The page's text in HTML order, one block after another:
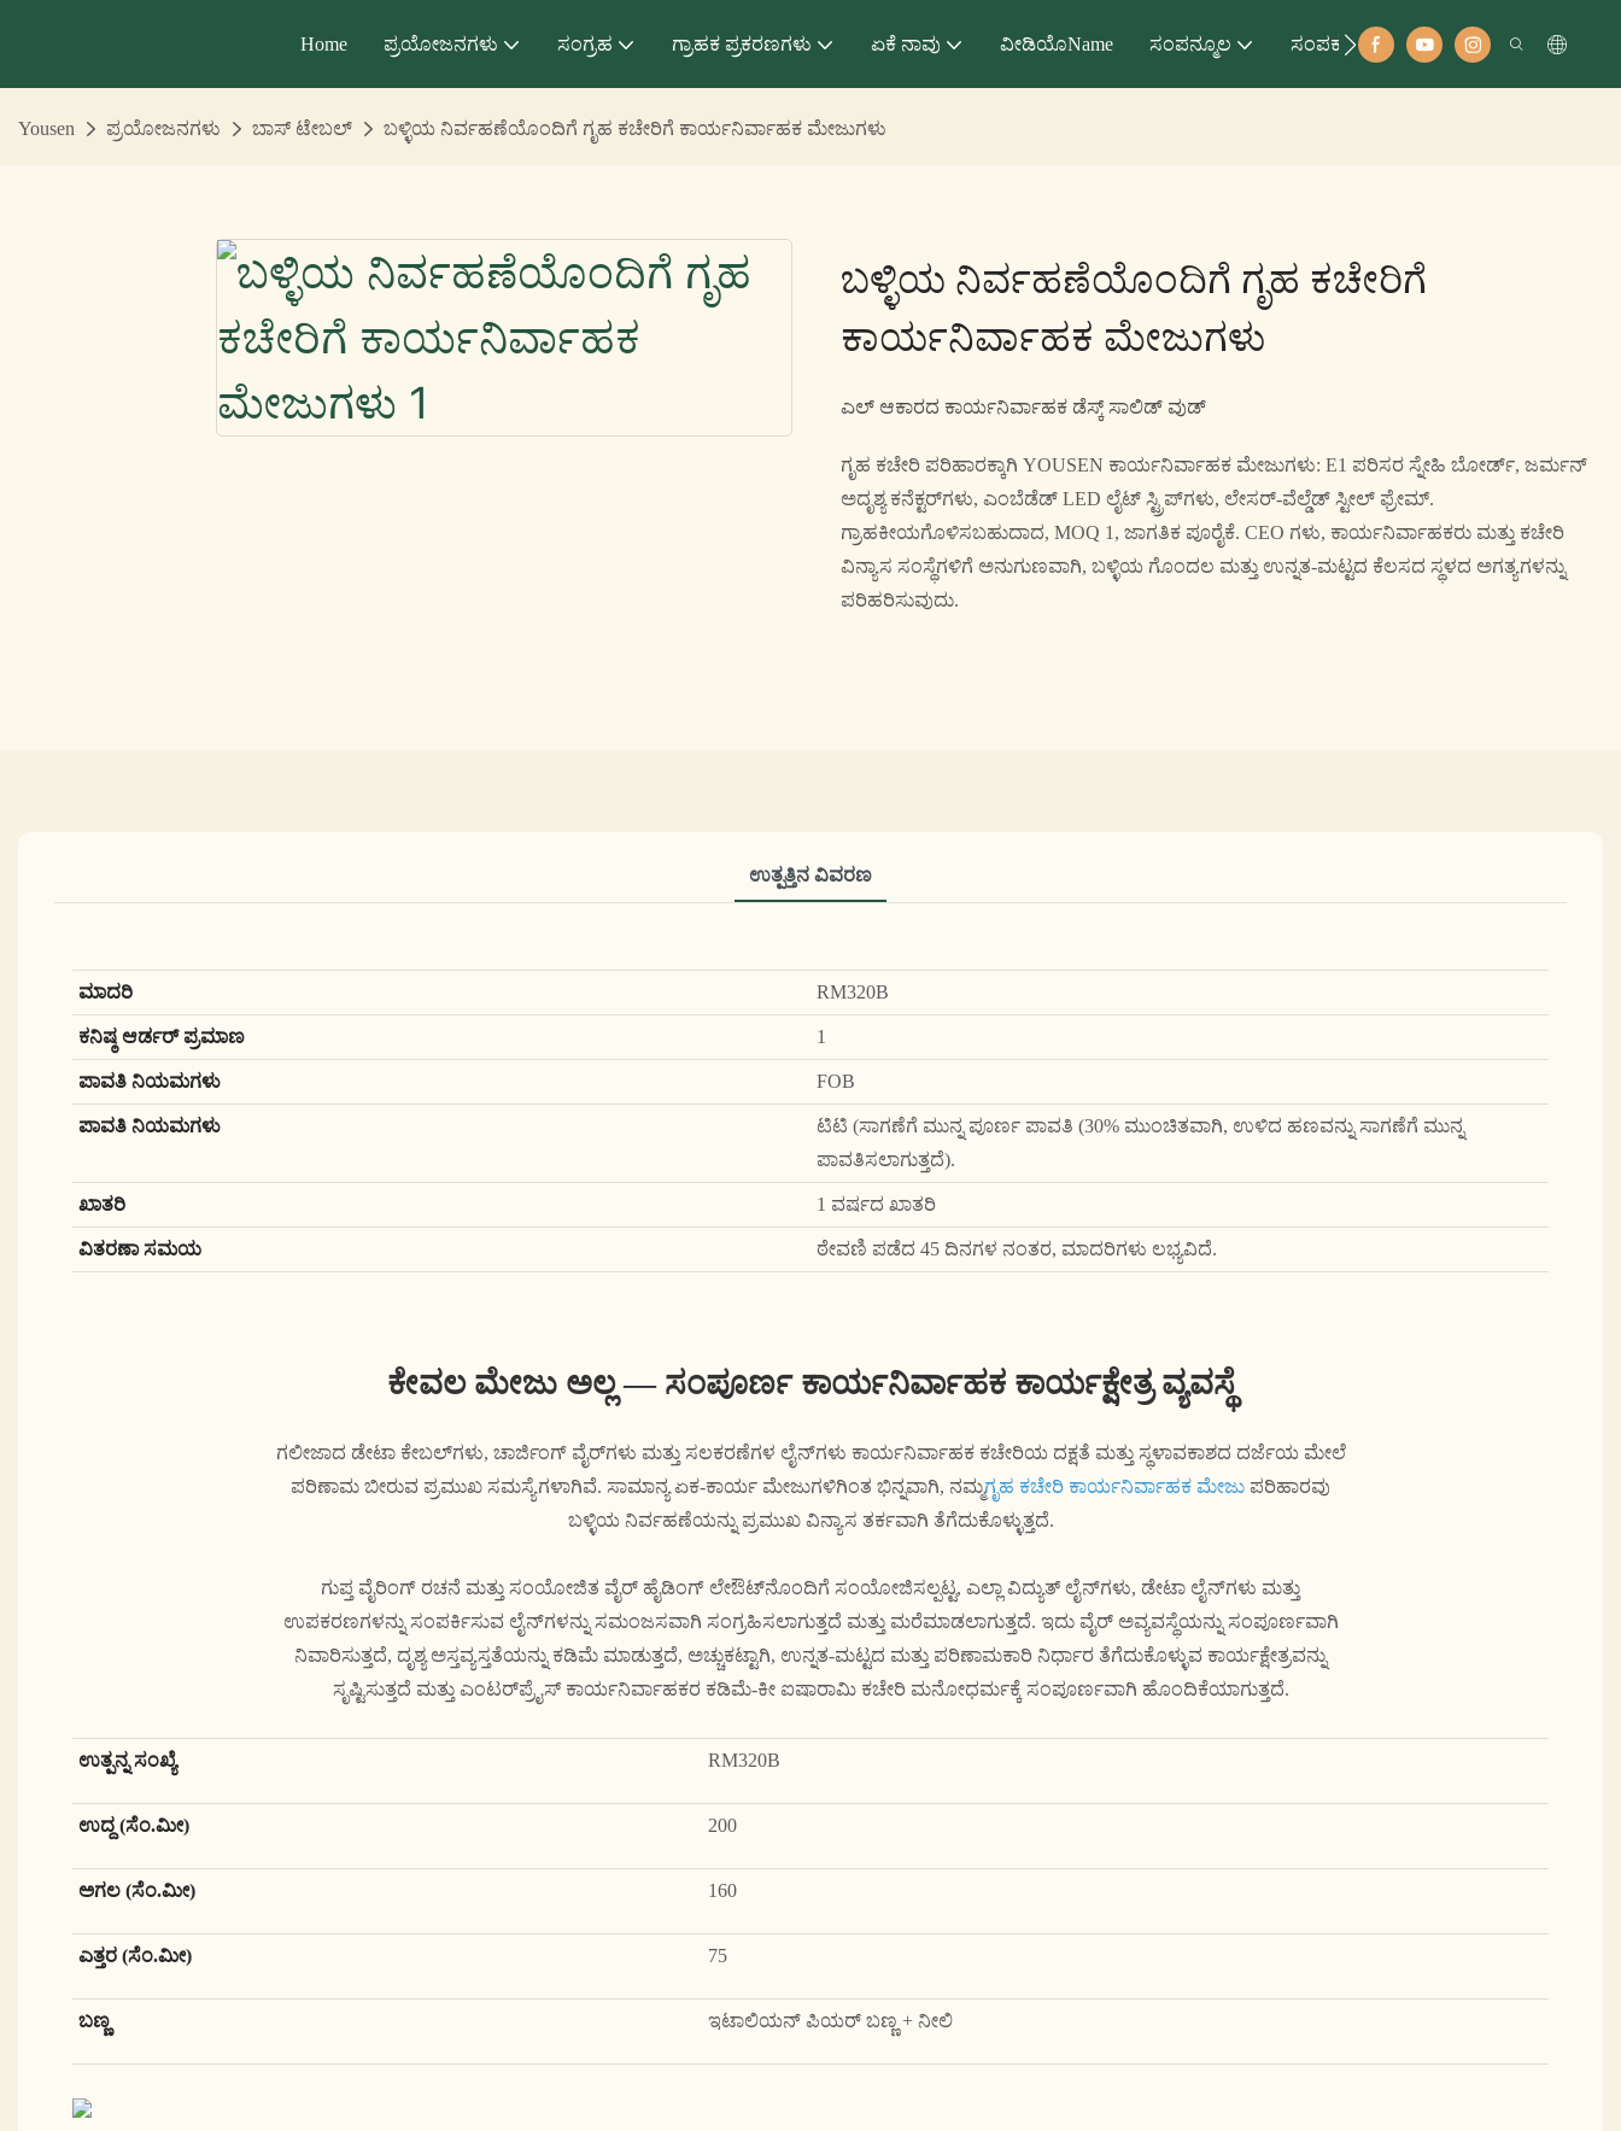
Home ಪ್ರಯೋಜನಗಳು ಸಂಗ್ರಹ ಗ್ರಾಹಕ ಪ್ರಕರಣಗಳು ಏಕೆ ನಾವು ವೀಡಿಯೊName ಸಂಪನ್ಮೂಲ ಸಂಪರ್ಕಣ
Yousen ಪ್ರಯೋಜನಗಳು ಬಾಸ್ ಟೇಬಲ್ ಬಳ್ಳಿಯ ನಿರ್ವಹಣೆಯೊಂದಿಗೆ ಗೃಹ ಕಚೇರಿಗೆ ಕಾರ್ಯನಿರ್ವಾಹಕ ಮೇಜುಗಳು
ಬಳ್ಳಿಯ ನಿರ್ವಹಣೆಯೊಂದಿಗೆ ಗೃಹ ಕಚೇರಿಗೆ
ಕಾರ್ಯನಿರ್ವಾಹಕ ಮೇಜುಗಳು
ಎಲ್ ಆಕಾರದ ಕಾರ್ಯನಿರ್ವಾಹಕ ಡೆಸ್ಕ್ ಸಾಲಿಡ್ ವುಡ್
ಗೃಹ ಕಚೇರಿ ಪರಿಹಾರಕ್ಕಾಗಿ YOUSEN ಕಾರ್ಯನಿರ್ವಾಹಕ ಮೇಜುಗಳು: E1 ಪರಿಸರ ಸ್ನೇಹಿ ಬೋರ್ಡ್, ಜರ್ಮನ್
ಅದೃಶ್ಯ ಕನೆಕ್ಟರ್‌ಗಳು, ಎಂಬೆಡೆಡ್ LED ಲೈಟ್ ಸ್ಟ್ರಿಪ್‌ಗಳು, ಲೇಸರ್-ವೆಲ್ಡೆಡ್ ಸ್ಟೀಲ್ ಫ್ರೇಮ್.
ಗ್ರಾಹಕೀಯಗೊಳಿಸಬಹುದಾದ, MOQ 1, ಜಾಗತಿಕ ಪೂರೈಕೆ. CEO ಗಳು, ಕಾರ್ಯನಿರ್ವಾಹಕರು ಮತ್ತು ಕಚೇರಿ
ವಿನ್ಯಾಸ ಸಂಸ್ಥೆಗಳಿಗೆ ಅನುಗುಣವಾಗಿ, ಬಳ್ಳಿಯ ಗೊಂದಲ ಮತ್ತು ಉನ್ನತ-ಮಟ್ಟದ ಕೆಲಸದ ಸ್ಥಳದ ಅಗತ್ಯಗಳನ್ನು
ಪರಿಹರಿಸುವುದು.
ಉತ್ಪತ್ತಿನ ವಿವರಣ
ಮಾದರಿ
RM320B
ಕನಿಷ್ಠ ಆರ್ಡರ್ ಪ್ರಮಾಣ
1
ಪಾವತಿ ನಿಯಮಗಳು
FOB
ಪಾವತಿ ನಿಯಮಗಳು
ಟಿಟಿ (ಸಾಗಣೆಗೆ ಮುನ್ನ ಪೂರ್ಣ ಪಾವತಿ (30% ಮುಂಚಿತವಾಗಿ, ಉಳಿದ ಹಣವನ್ನು ಸಾಗಣೆಗೆ ಮುನ್ನ
ಪಾವತಿಸಲಾಗುತ್ತದೆ).
ಖಾತರಿ
1 ವರ್ಷದ ಖಾತರಿ
ವಿತರಣಾ ಸಮಯ
ಠೇವಣಿ ಪಡೆದ 45 ದಿನಗಳ ನಂತರ, ಮಾದರಿಗಳು ಲಭ್ಯವಿದೆ.
ಕೇವಲ ಮೇಜು ಅಲ್ಲ — ಸಂಪೂರ್ಣ ಕಾರ್ಯನಿರ್ವಾಹಕ ಕಾರ್ಯಕ್ಷೇತ್ರ ವ್ಯವಸ್ಥೆ
ಗಲೀಜಾದ ಡೇಟಾ ಕೇಬಲ್‌ಗಳು, ಚಾರ್ಜಿಂಗ್ ವೈರ್‌ಗಳು ಮತ್ತು ಸಲಕರಣೆಗಳ ಲೈನ್‌ಗಳು ಕಾರ್ಯನಿರ್ವಾಹಕ ಕಚೇರಿಯ ದಕ್ಷತೆ ಮತ್ತು ಸ್ಥಳಾವಕಾಶದ ದರ್ಜೆಯ ಮೇಲೆ
ಪರಿಣಾಮ ಬೀರುವ ಪ್ರಮುಖ ಸಮಸ್ಯೆಗಳಾಗಿವೆ. ಸಾಮಾನ್ಯ ಏಕ-ಕಾರ್ಯ ಮೇಜುಗಳಿಗಿಂತ ಭಿನ್ನವಾಗಿ, ನಮ್ಮಗೃಹ ಕಚೇರಿ ಕಾರ್ಯನಿರ್ವಾಹಕ ಮೇಜು ಪರಿಹಾರವು
ಬಳ್ಳಿಯ ನಿರ್ವಹಣೆಯನ್ನು ಪ್ರಮುಖ ವಿನ್ಯಾಸ ತರ್ಕವಾಗಿ ತೆಗೆದುಕೊಳ್ಳುತ್ತದೆ.
ಗುಪ್ತ ವೈರಿಂಗ್ ರಚನೆ ಮತ್ತು ಸಂಯೋಜಿತ ವೈರ್ ಹೈಡಿಂಗ್ ಲೇಔಟ್‌ನೊಂದಿಗೆ ಸಂಯೋಜಿಸಲ್ಪಟ್ಟ, ಎಲ್ಲಾ ವಿದ್ಯುತ್ ಲೈನ್‌ಗಳು, ಡೇಟಾ ಲೈನ್‌ಗಳು ಮತ್ತು
ಉಪಕರಣಗಳನ್ನು ಸಂಪರ್ಕಿಸುವ ಲೈನ್‌ಗಳನ್ನು ಸಮಂಜಸವಾಗಿ ಸಂಗ್ರಹಿಸಲಾಗುತ್ತದೆ ಮತ್ತು ಮರೆಮಾಡಲಾಗುತ್ತದೆ. ಇದು ವೈರ್ ಅವ್ಯವಸ್ಥೆಯನ್ನು ಸಂಪೂರ್ಣವಾಗಿ
ನಿವಾರಿಸುತ್ತದೆ, ದೃಶ್ಯ ಅಸ್ತವ್ಯಸ್ತತೆಯನ್ನು ಕಡಿಮೆ ಮಾಡುತ್ತದೆ, ಅಚ್ಚುಕಟ್ಟಾಗಿ, ಉನ್ನತ-ಮಟ್ಟದ ಮತ್ತು ಪರಿಣಾಮಕಾರಿ ನಿರ್ಧಾರ ತೆಗೆದುಕೊಳ್ಳುವ ಕಾರ್ಯಕ್ಷೇತ್ರವನ್ನು
ಸೃಷ್ಟಿಸುತ್ತದೆ ಮತ್ತು ಎಂಟರ್‌ಪ್ರೈಸ್ ಕಾರ್ಯನಿರ್ವಾಹಕರ ಕಡಿಮೆ-ಕೀ ಐಷಾರಾಮಿ ಕಚೇರಿ ಮನೋಧರ್ಮಕ್ಕೆ ಸಂಪೂರ್ಣವಾಗಿ ಹೊಂದಿಕೆಯಾಗುತ್ತದೆ.
ಉತ್ಪನ್ನ ಸಂಖ್ಯೆ RM320B
ಉದ್ದ (ಸೆಂ.ಮೀ) 200
ಅಗಲ (ಸೆಂ.ಮೀ) 160
ಎತ್ತರ (ಸೆಂ.ಮೀ) 75
ಬಣ್ಣ ಇಟಾಲಿಯನ್ ಪಿಯರ್ ಬಣ್ಣ + ನೀಲಿ